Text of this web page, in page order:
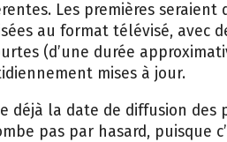
Les premières
au format télévisé, avec
(d’une durée
mises à jour.
déjà la date de diffusion des
pas par hasard, puisque